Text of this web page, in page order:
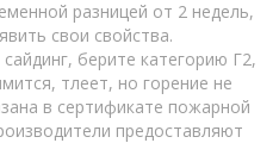
разницей от 2 недель,
свои свойства.
берите категорию Г2,
тлеет, но горение не
в сертификате пожарной
предоставляют